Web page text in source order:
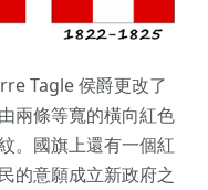
Tagle 侯爵更改了
兩條等寬的橫向紅色
。國旗上還有一個紅
的意願成立新政府之